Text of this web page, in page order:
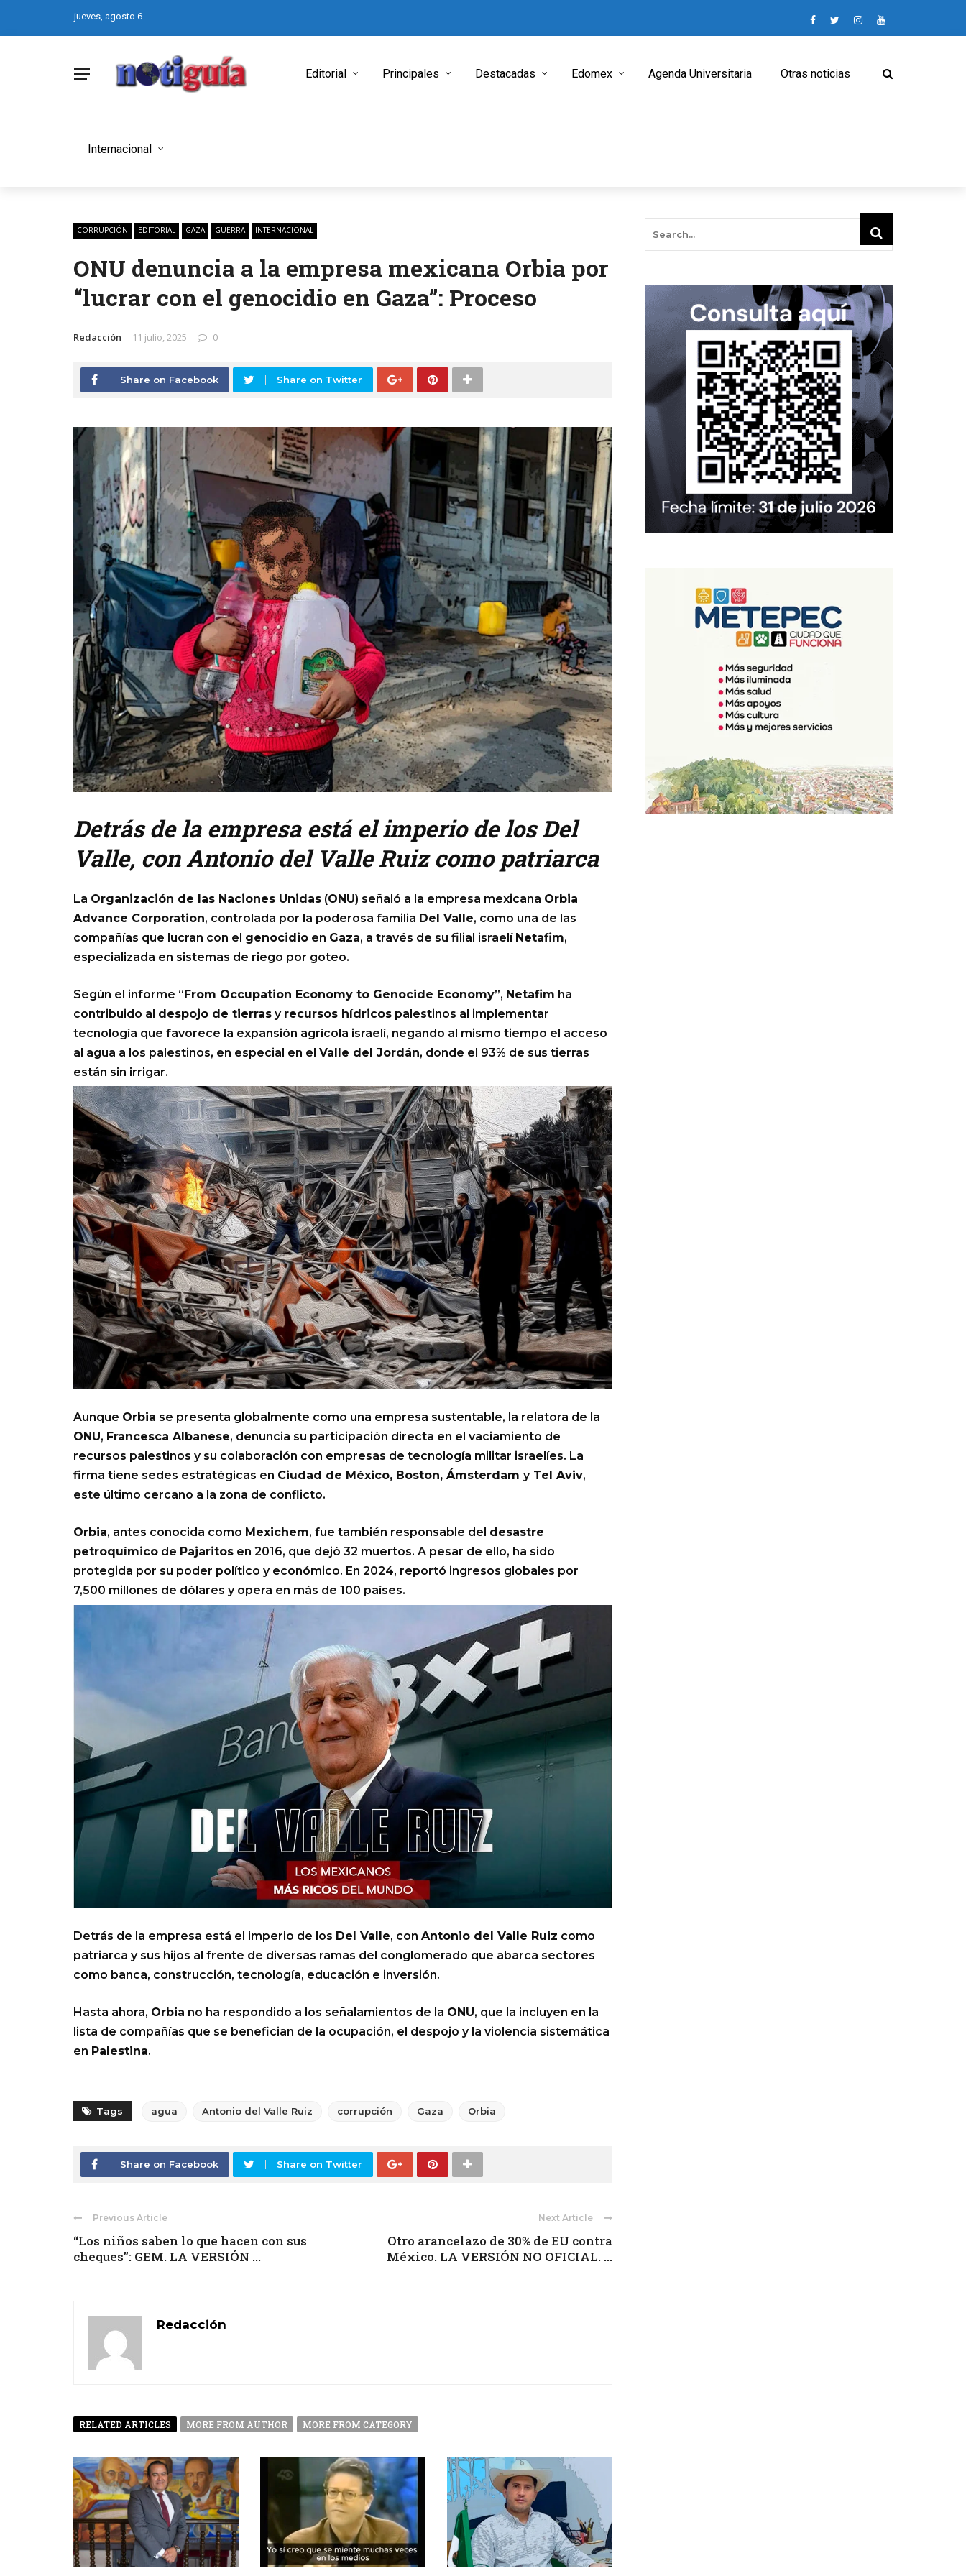
jueves, agosto 6
Editorial Principales Destacadas Edomex Agenda Universitaria Otras noticias
Internacional
CORRUPCIÓN EDITORIAL GAZA GUERRA INTERNACIONAL
ONU denuncia a la empresa mexicana Orbia por
“lucrar con el genocidio en Gaza”: Proceso
Redacción 11 julio, 2025 0
Share on Facebook Share on Twitter
Detrás de la empresa está el imperio de los Del
Valle, con Antonio del Valle Ruiz como patriarca
La Organización de las Naciones Unidas (ONU) señaló a la empresa mexicana Orbia
Advance Corporation, controlada por la poderosa familia Del Valle, como una de las
compañías que lucran con el genocidio en Gaza, a través de su filial israelí Netafim,
especializada en sistemas de riego por goteo.
Según el informe “From Occupation Economy to Genocide Economy”, Netafim ha
contribuido al despojo de tierras y recursos hídricos palestinos al implementar
tecnología que favorece la expansión agrícola israelí, negando al mismo tiempo el acceso
al agua a los palestinos, en especial en el Valle del Jordán, donde el 93% de sus tierras
están sin irrigar.
Aunque Orbia se presenta globalmente como una empresa sustentable, la relatora de la
ONU, Francesca Albanese, denuncia su participación directa en el vaciamiento de
recursos palestinos y su colaboración con empresas de tecnología militar israelíes. La
firma tiene sedes estratégicas en Ciudad de México, Boston, Ámsterdam yTel Aviv,
este último cercano a la zona de conflicto.
Orbia, antes conocida como Mexichem, fue también responsable del desastre
petroquímico de Pajaritos en 2016, que dejó 32 muertos. A pesar de ello, ha sido
protegida por su poder político y económico. En 2024, reportó ingresos globales por
7,500 millones de dólares y opera en más de 100 países.
Detrás de la empresa está el imperio de los Del Valle, con Antonio del Valle Ruiz como
patriarca y sus hijos al frente de diversas ramas del conglomerado que abarca sectores
como banca, construcción, tecnología, educación e inversión.
Hasta ahora, Orbia no ha respondido a los señalamientos de la ONU, que la incluyen en la
lista de compañías que se benefician de la ocupación, el despojo y la violencia sistemática
en Palestina.
Tags agua Antonio del Valle Ruiz corrupción Gaza Orbia
Share on Facebook Share on Twitter
Previous Article
“Los niños saben lo que hacen con sus
cheques”: GEM. LA VERSIÓN ...
Next Article
Otro arancelazo de 30% de EU contra
México. LA VERSIÓN NO OFICIAL. ...
Redacción
RELATED ARTICLES MORE FROM AUTHOR MORE FROM CATEGORY